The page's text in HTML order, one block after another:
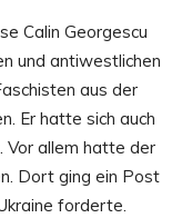
Calin Georgescu
und antiwestlichen
aus der
Er hatte sich auch
Vor allem hatte der
Dort ging ein Post
forderte.